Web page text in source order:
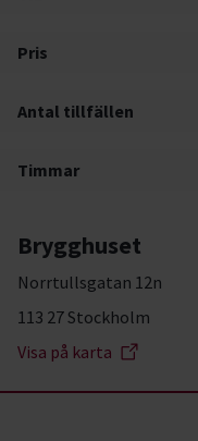
Pris
Antal tillfällen
Timmar
Brygghuset
Norrtullsgatan 12n
113 27 Stockholm
Visa på karta